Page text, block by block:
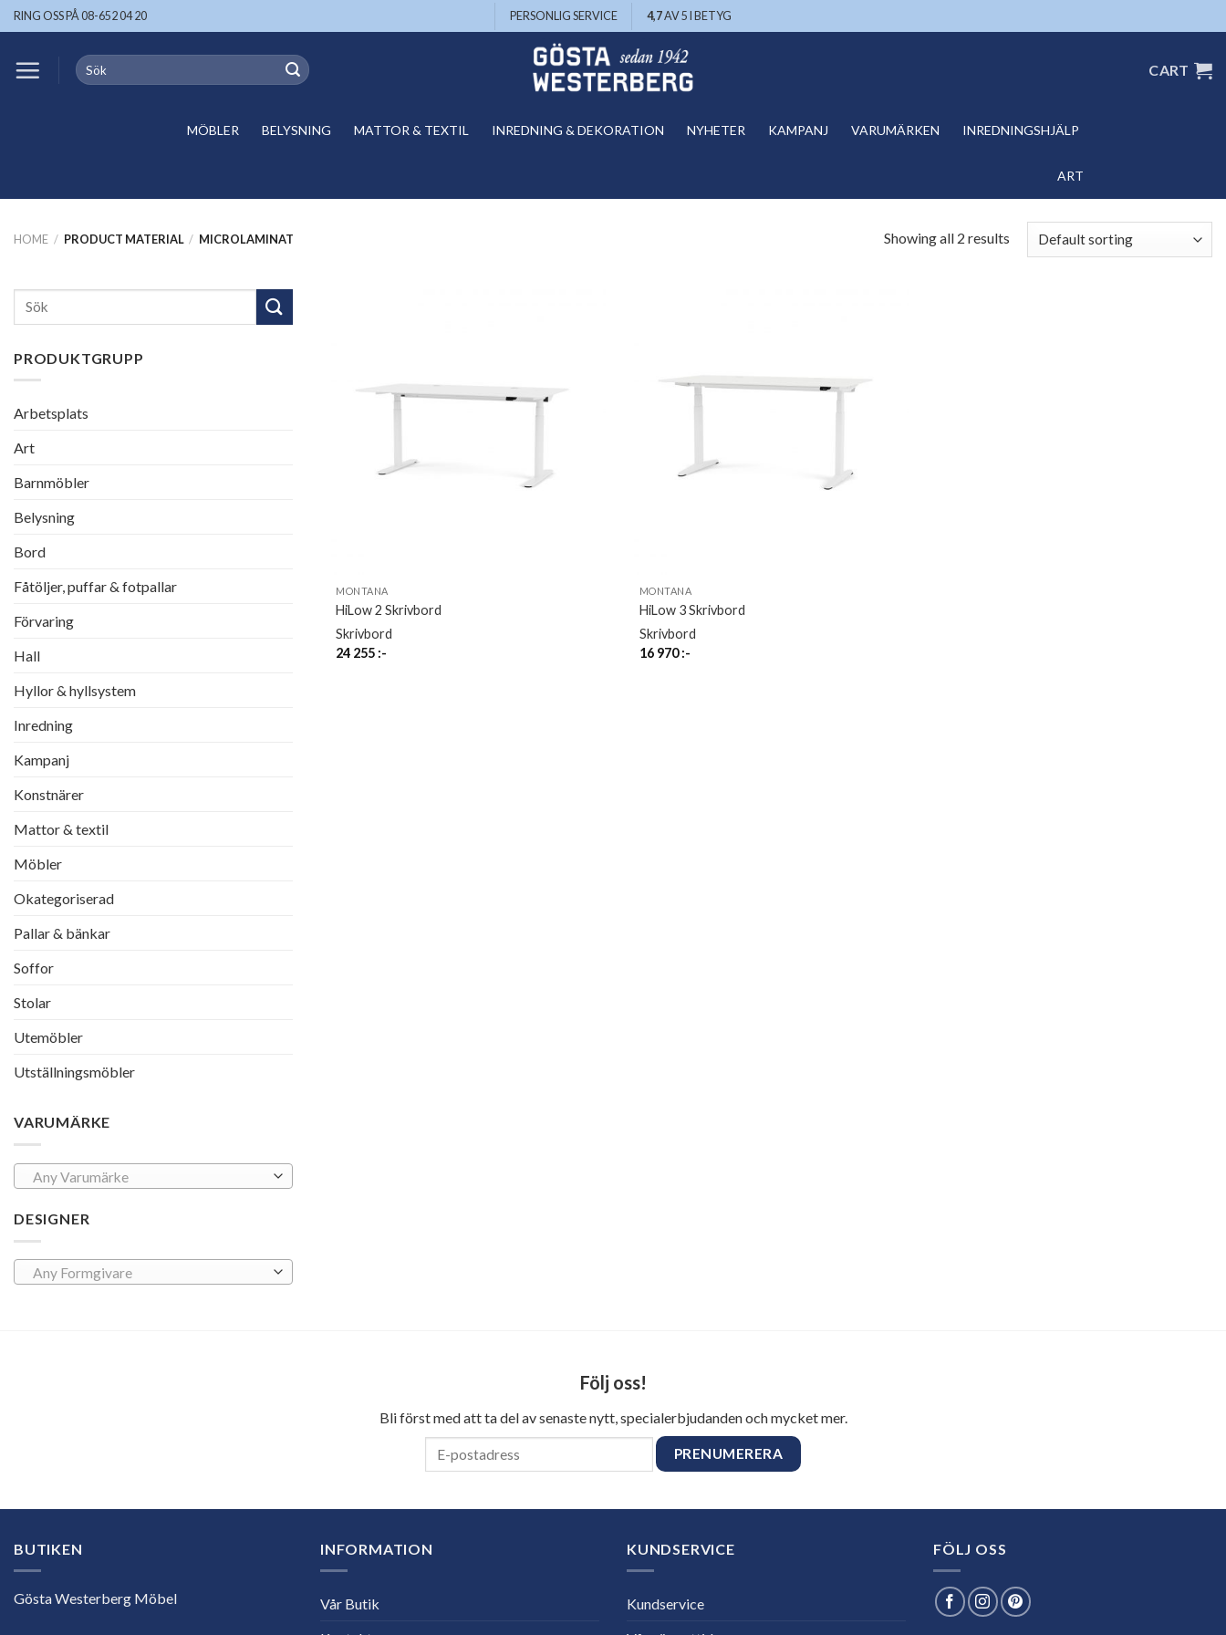
Skip
to
RING OSS PÅ 08-652 04 20 PERSONLIG SERVICE 4,7AV 5 I BETYG
Search
for:
CART
MÖBLER BELYSNING MATTOR & TEXTIL INREDNING & DEKORATION NYHETER KAMPANJ VARUMÄRKEN INREDNINGSHJÄLP
ART
HOME / PRODUCT MATERIAL / MICROLAMINAT Showing all 2 results
Search
PRODUKTGRUPP
Arbetsplats
Art
Barnmöbler
Belysning
Bord
Fåtöljer, puffar & fotpallar
Förvaring
Hall
Hyllor & hyllsystem
Inredning
Kampanj
Konstnärer
Mattor & textil
Möbler
Okategoriserad
Pallar & bänkar
Soffor
Stolar
Utemöbler
Utställningsmöbler
VARUMÄRKE
Any Varumärke
DESIGNER
Any Formgivare
MONTANA
HiLow 2 Skrivbord
Skrivbord
24 255 :-
MONTANA
HiLow 3 Skrivbord
Skrivbord
16 970:-
Följ oss!
Bli först med att ta del av senaste nytt, specialerbjudanden och mycket mer.
BUTIKEN
Gösta Westerberg Möbel
INFORMATION
Vår Butik
KUNDSERVICE
Kundservice
FÖLJ OSS